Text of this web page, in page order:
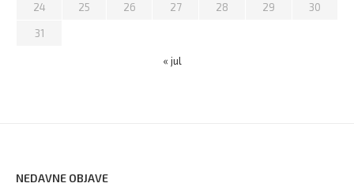
24 25 26 27 28 29 30
31
« jul
NEDAVNE OBJAVE